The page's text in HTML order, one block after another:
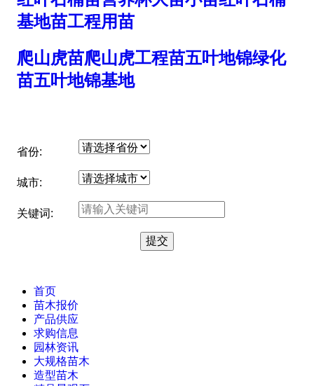
基地苗工程用苗
爬山虎苗爬山虎工程苗五叶地锦绿化
苗五叶地锦基地
省份:
城市:
关键词:
首页
苗木报价
产品供应
求购信息
园林资讯
大规格苗木
造型苗木